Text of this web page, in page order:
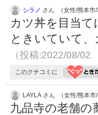
シラノ さん （女性/熊本市/
カツ丼を目当
ときいていて
（投稿:2022/08/02
このクチコミに
LAYLA さん （女性/熊本市/
九品寺の老舗